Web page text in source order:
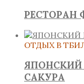
РЕСТОРАН
ОТДЫХ В
ЯПОНСКИЙ
САКУРА